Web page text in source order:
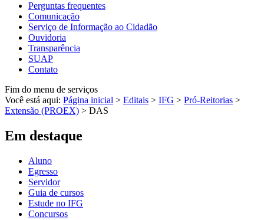
Perguntas frequentes
Comunicação
Serviço de Informação ao Cidadão
Ouvidoria
Transparência
SUAP
Contato
Fim do menu de serviços
Você está aqui: Página inicial > Editais > IFG > Pró-Reitorias >
Extensão (PROEX) > DAS
Em destaque
Aluno
Egresso
Servidor
Guia de cursos
Estude no IFG
Concursos